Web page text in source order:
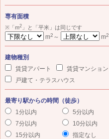
専有面積
※「m2 」と「平米」は同じです
m2 ～ m2
建物種別
賃貸アパート
賃貸マンション
戸建て・テラスハウス
最寄り駅からの時間（徒歩）
1分以内
5分以内
7分以内
10分以内
15分以内
指定なし